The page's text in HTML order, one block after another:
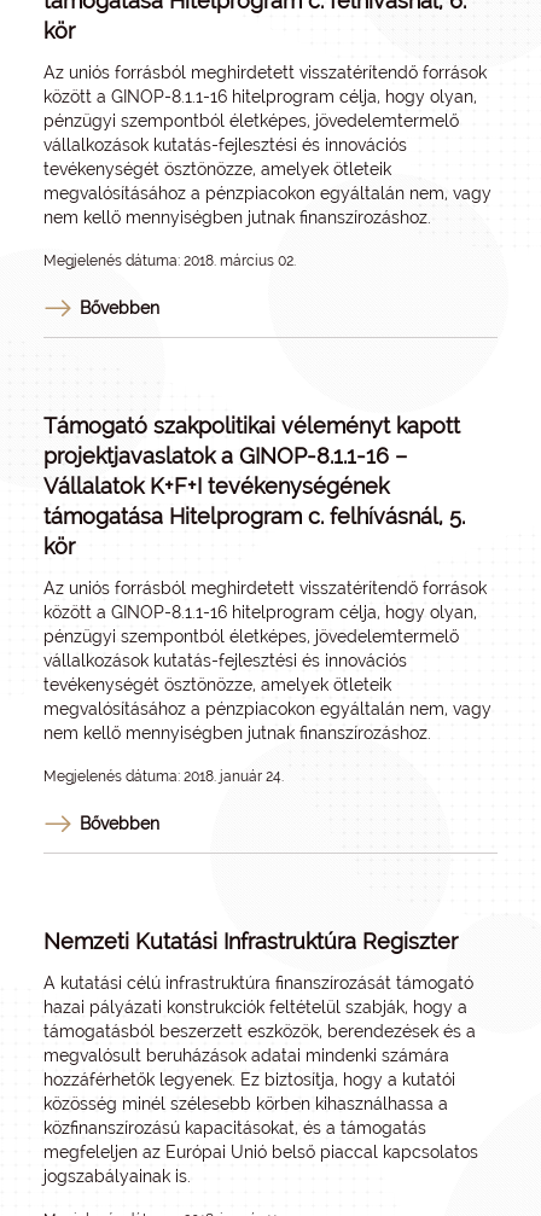
kör
Az uniós forrásból meghirdetett visszatérítendő források
között a GINOP-8.1.1-16 hitelprogram célja, hogy olyan,
pénzügyi szempontból életképes, jövedelemtermelő
vállalkozások kutatás-fejlesztési és innovációs
tevékenységét ösztönözze, amelyek ötleteik
megvalósításához a pénzpiacokon egyáltalán nem, vagy
nem kellő mennyiségben jutnak finanszírozáshoz.
Megjelenés dátuma: 2018. március 02.
Bővebben
Támogató szakpolitikai véleményt kapott
projektjavaslatok a GINOP-8.1.1-16 –
Vállalatok K+F+I tevékenységének
támogatása Hitelprogram c. felhívásnál, 5.
kör
Az uniós forrásból meghirdetett visszatérítendő források
között a GINOP-8.1.1-16 hitelprogram célja, hogy olyan,
pénzügyi szempontból életképes, jövedelemtermelő
vállalkozások kutatás-fejlesztési és innovációs
tevékenységét ösztönözze, amelyek ötleteik
megvalósításához a pénzpiacokon egyáltalán nem, vagy
nem kellő mennyiségben jutnak finanszírozáshoz.
Megjelenés dátuma: 2018. január 24.
Bővebben
Nemzeti Kutatási Infrastruktúra Regiszter
A kutatási célú infrastruktúra finanszírozását támogató
hazai pályázati konstrukciók feltételül szabják, hogy a
támogatásból beszerzett eszközök, berendezések és a
megvalósult beruházások adatai mindenki számára
hozzáférhetők legyenek. Ez biztosítja, hogy a kutatói
közösség minél szélesebb körben kihasználhassa a
közfinanszírozású kapacitásokat, és a támogatás
megfeleljen az Európai Unió belső piaccal kapcsolatos
jogszabályainak is.